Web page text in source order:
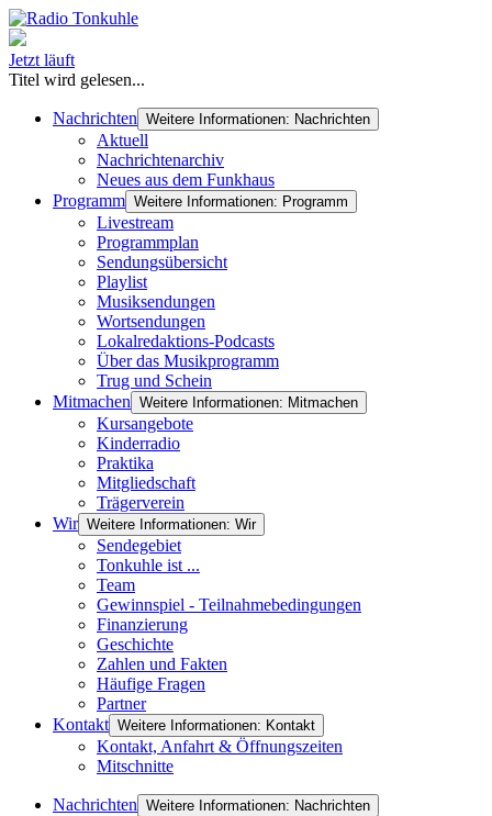
Jetzt läuft
Titel wird gelesen...
Nachrichten Weitere Informationen: Nachrichten
Aktuell
Nachrichtenarchiv
Neues aus dem Funkhaus
Programm Weitere Informationen: Programm
Livestream
Programmplan
Sendungsübersicht
Playlist
Musiksendungen
Wortsendungen
Lokalredaktions-Podcasts
Über das Musikprogramm
Trug und Schein
Mitmachen Weitere Informationen: Mitmachen
Kursangebote
Kinderradio
Praktika
Mitgliedschaft
Trägerverein
Wir Weitere Informationen: Wir
Sendegebiet
Tonkuhle ist ...
Team
Gewinnspiel - Teilnahmebedingungen
Finanzierung
Geschichte
Zahlen und Fakten
Häufige Fragen
Partner
Kontakt Weitere Informationen: Kontakt
Kontakt, Anfahrt & Öffnungszeiten
Mitschnitte
Nachrichten Weitere Informationen: Nachrichten